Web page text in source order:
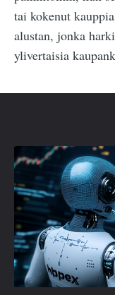
tai kokenut
alustan, jonka
ylivertaisia